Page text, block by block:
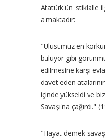
Atatürk'ün istiklalle
almaktadır:
"Ulusumuz en
buluyor gibi
edilmesine karşı
davet eden
içinde yükseldi ve
Savaşı'na çağırdı."
"Hayat demek